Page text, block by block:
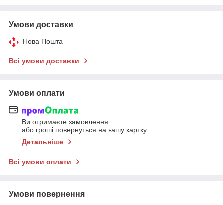
Умови доставки
Нова Пошта
Всі умови доставки
Умови оплати
Ви отримаєте замовлення
або гроші повернуться на вашу картку
Детальніше
Всі умови оплати
Умови повернення